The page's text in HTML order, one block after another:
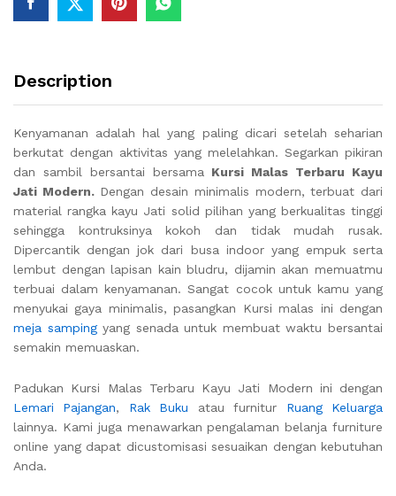
Description
Kenyamanan adalah hal yang paling dicari setelah seharian
berkutat dengan aktivitas yang melelahkan. Segarkan pikiran
dan sambil bersantai bersama Kursi Malas Terbaru Kayu
Jati Modern.Dengan desain minimalis modern, terbuat dari
material rangka kayu Jati solid pilihan yang berkualitas tinggi
sehingga kontruksinya kokoh dan tidak mudah rusak.
Dipercantik dengan jok dari busa indoor yang empuk serta
lembut dengan lapisan kain bludru, dijamin akan memuatmu
terbuai dalam kenyamanan. Sangat cocok untuk kamu yang
menyukai gaya minimalis, pasangkan Kursi malas ini dengan
meja sampingyang senada untuk membuat waktu bersantai
semakin memuaskan.
Padukan Kursi Malas Terbaru Kayu Jati Modern ini dengan
Lemari Pajangan, Rak Buku atau furnitur Ruang Keluarga
lainnya. Kami juga menawarkan pengalaman belanja furniture
online yang dapat dicustomisasi sesuaikan dengan kebutuhan
Anda.